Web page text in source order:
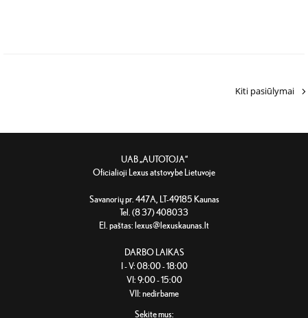
Kiti pasiūlymai
UAB „AUTOTOJA“
Oficialioji Lexus atstovybė Lietuvoje
Savanorių pr. 447A, LT-49185 Kaunas
Tel. (8 37) 408033
El. paštas: lexus@lexuskaunas.lt
DARBO LAIKAS
I - V: 08:00 - 18:00
VI: 9:00 - 15:00
VII: nedirbame
Sekite mus: